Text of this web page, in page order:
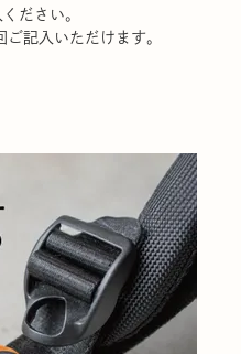
ださい。
記入いただけます。